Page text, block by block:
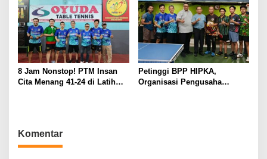
8 Jam Nonstop! PTM Insan
Cita Menang 41-24 di Latih
Petinggi BPP HIPKA,
Organisasi Pengusaha
Komentar